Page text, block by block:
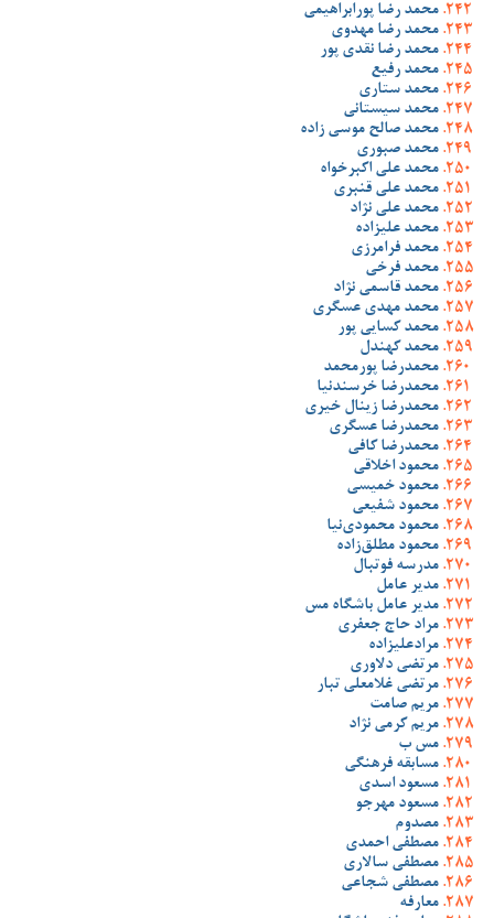
محمد رضا پورابراهیمی
محمد رضا مهدوی
محمد رضا نقدی پور
محمد رفیع
محمد ستاری
محمد سیستانی
محمد صالح موسی زاده
محمد صبوری
محمد علی اکبرخواه
محمد علی قنبری
محمد علی نژاد
محمد علیزاده
محمد فرامرزی
محمد فرخی
محمد قاسمی نژاد
محمد مهدی عسگری
محمد کسایی پور
محمد کهندل
محمدرضا پورمحمد
محمدرضا خرسندنیا
محمدرضا زینال خیری
محمدرضا عسگری
محمدرضا کافی
محمود اخلاقی
محمود خمیسی
محمود شفیعی
محمود محمودی‌نیا
محمود مطلق‌زاده
مدرسه فوتبال
مدیر عامل
مدیر عامل باشگاه مس
مراد حاج جعفری
مرادعلیزاده
مرتضی دلاوری
مرتضی غلامعلی تبار
مریم صامت
مریم کرمی نژاد
مس ب
مسابقه فرهنگی
مسعود اسدی
مسعود مهرجو
مصدوم
مصطفی احمدی
مصطفی سالاری
مصطفی شجاعی
معارفه